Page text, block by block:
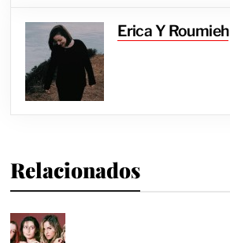
Erica Y Roumieh
Relacionados